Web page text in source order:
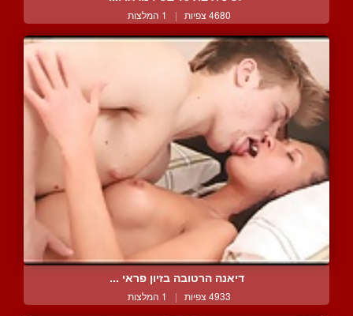
4680 צפיות | 1 המלצות
דיאנה הרטובה בזיון פראי ...
4933 צפיות | 1 המלצות